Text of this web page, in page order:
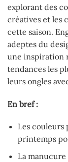
explorant des
créatives et les
cette saison.
adeptes du
une inspiration
tendances les
leurs ongles
En bref :
Les couleurs
printemps
La